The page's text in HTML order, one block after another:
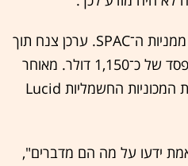
וילנואבה קנה כ־3,000 דולר ממניות ה־SPAC. ערכן צנח תוך
כמה ימים והוא מכר הכול בהפסד של כ־1,150 דולר. מאוחר
יותר התמזגה CCIV עם חברת המכוניות החשמליות Lucid
ידעו על מה הם מדברים",